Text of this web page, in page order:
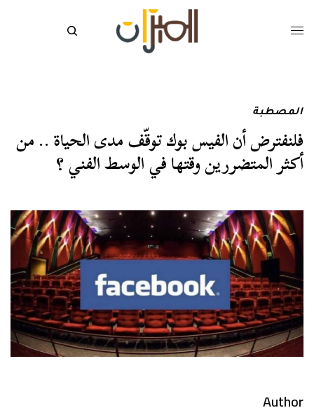
المصطبة
فلنفترض أن الفيس بوك توقّف مدى الحياة .. من
أكثر المتضررين وقتها في الوسط الفني ؟
Author